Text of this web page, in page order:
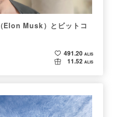
Elon Musk）とビットコ
491.20 ALIS
11.52 ALIS